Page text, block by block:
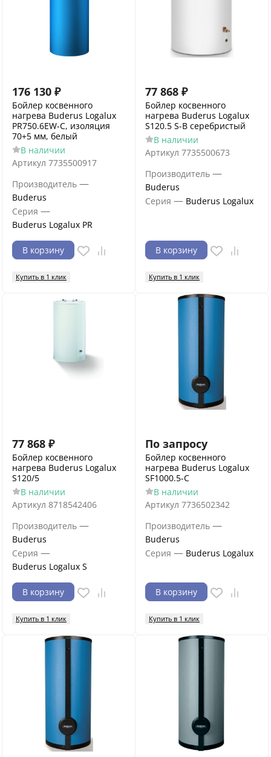
176 130 ₽
Бойлер косвенного
нагрева Buderus Logalux
PR750.6EW-C, изоляция
70+5 мм, белый
В наличии
Артикул 7735500917
Производитель —
Buderus
Серия —
Buderus Logalux PR
В корзину
Купить в 1 клик
77 868 ₽
Бойлер косвенного
нагрева Buderus Logalux
S120.5 S-B серебристый
В наличии
Артикул 7735500673
Производитель —
Buderus
Серия — Buderus Logalux
В корзину
Купить в 1 клик
77 868 ₽
Бойлер косвенного
нагрева Buderus Logalux
S120/5
В наличии
Артикул 8718542406
Производитель —
Buderus
Серия —
Buderus Logalux S
В корзину
Купить в 1 клик
По запросу
Бойлер косвенного
нагрева Buderus Logalux
SF1000.5-С
В наличии
Артикул 7736502342
Производитель —
Buderus
Серия — Buderus Logalux
В корзину
Купить в 1 клик